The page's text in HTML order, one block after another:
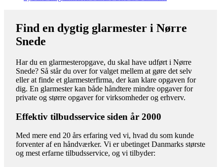
Find en dygtig glarmester i Nørre
Snede
Har du en glarmesteropgave, du skal have udført i Nørre
Snede? Så står du over for valget mellem at gøre det selv
eller at finde et glarmesterfirma, der kan klare opgaven for
dig. En glarmester kan både håndtere mindre opgaver for
private og større opgaver for virksomheder og erhverv.
Effektiv tilbudsservice siden år 2000
Med mere end 20 års erfaring ved vi, hvad du som kunde
forventer af en håndværker. Vi er ubetinget Danmarks største
og mest erfarne tilbudsservice, og vi tilbyder: